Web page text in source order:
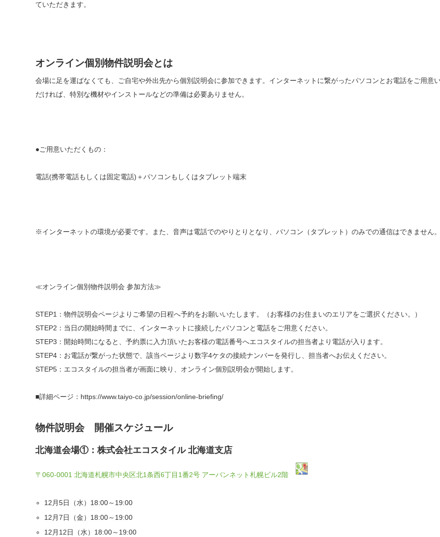
ていただきます。
オンライン個別物件説明会とは
会場に足を運ばなくても、ご自宅や外出先から個別説明会に参加できます。インターネットに繋がったパソコンとお電話をご用意
だければ、特別な機材やインストールなどの準備は必要ありません。
●ご用意いただくもの：
電話(携帯電話もしくは固定電話)＋パソコンもしくはタブレット端末
※インターネットの環境が必要です。また、音声は電話でのやりとりとなり、パソコン（タブレット）のみでの通信はできません
≪オンライン個別物件説明会 参加方法≫
STEP1：物件説明会ページよりご希望の日程へ予約をお願いいたします。（お客様のお住まいのエリアをご選択ください。）
STEP2：当日の開始時間までに、インターネットに接続したパソコンと電話をご用意ください。
STEP3：開始時間になると、予約票に入力頂いたお客様の電話番号へエコスタイルの担当者より電話が入ります。
STEP4：お電話が繋がった状態で、該当ページより数字4ケタの接続ナンバーを発行し、担当者へお伝えください。
STEP5：エコスタイルの担当者が画面に映り、オンライン個別説明会が開始します。
■詳細ページ：https://www.taiyo-co.jp/session/online-briefing/
物件説明会 開催スケジュール
北海道会場①：株式会社エコスタイル 北海道支店
〒060-0001 北海道札幌市中央区北1条西6丁目1番2号 アーバンネット札幌ビル2階
12月5日（水）18:00～19:00
12月7日（金）18:00～19:00
12月12日（水）18:00～19:00